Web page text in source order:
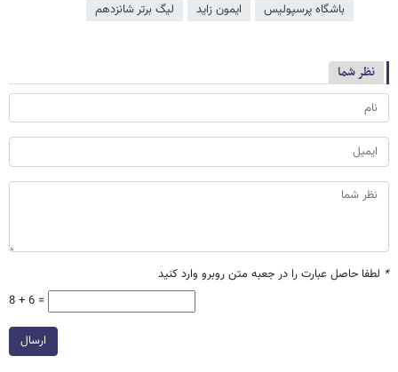
باشگاه پرسپولیس ایمون زاید لیگ برتر شانزدهم
نظر شما
* لطفا حاصل عبارت را در جعبه متن روبرو وارد کنید
8 + 6 =
ارسال